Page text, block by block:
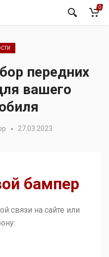
0
in:
передних
вашего
27.03.2023
бампер
связи на сайте или